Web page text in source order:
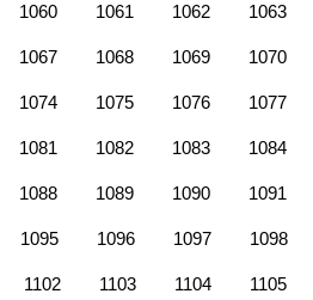
1060 1061 1062 1063
1067 1068 1069 1070
1074 1075 1076 1077
1081 1082 1083 1084
1088 1089 1090 1091
1095 1096 1097 1098
1102 1103 1104 1105